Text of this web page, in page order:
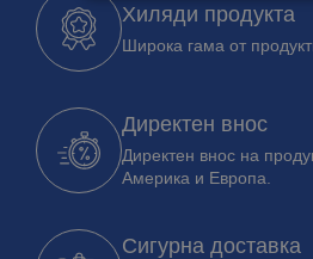
Хиляди продукта
Широка гама от
Директен внос
Директен внос на
Америка и Европа.
Сигурна доставка